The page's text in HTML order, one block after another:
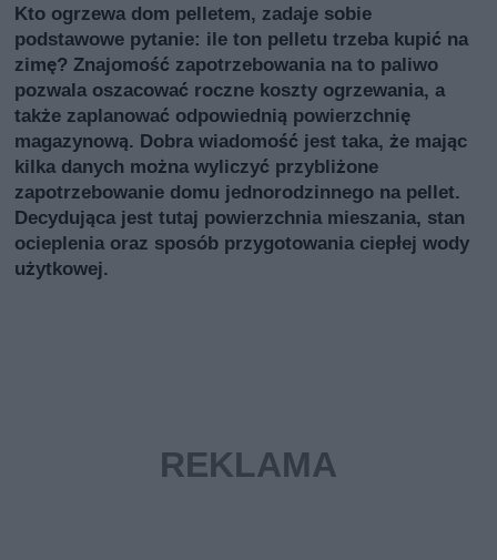
Kto ogrzewa dom pelletem, zadaje sobie
podstawowe pytanie: ile ton pelletu trzeba kupić na
zimę? Znajomość zapotrzebowania na to paliwo
pozwala oszacować roczne koszty ogrzewania, a
także zaplanować odpowiednią powierzchnię
magazynową. Dobra wiadomość jest taka, że mając
kilka danych można wyliczyć przybliżone
zapotrzebowanie domu jednorodzinnego na pellet.
Decydująca jest tutaj powierzchnia mieszania, stan
ocieplenia oraz sposób przygotowania ciepłej wody
użytkowej.